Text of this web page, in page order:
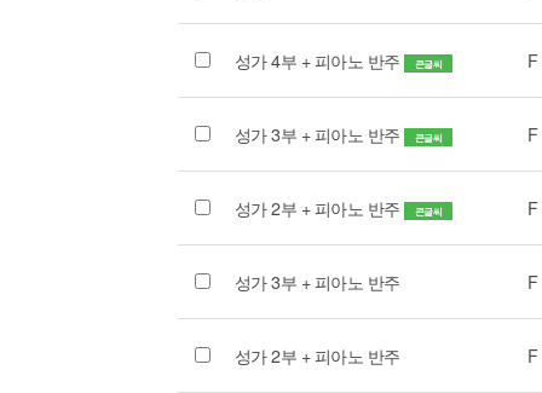
성가 4부 + 피아노 반주 큰글씨
성가 3부 + 피아노 반주 큰글씨
성가 2부 + 피아노 반주 큰글씨
성가 3부 + 피아노 반주
성가 2부 + 피아노 반주